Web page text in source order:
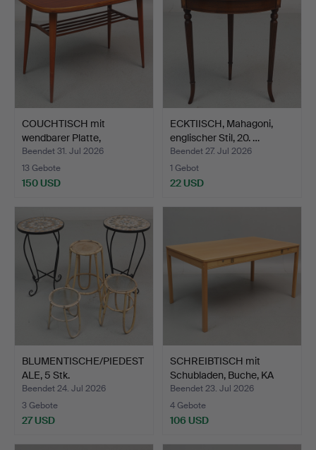
COUCHTISCH mit
wendbarer Platte,
Teakfurni…
Beendet 31. Jul 2026
13 Gebote
150 USD
ECKTIISCH, Mahagoni,
englischer Stil, 20. …
Beendet 27. Jul 2026
1 Gebot
22 USD
BLUMENTISCHE/PIEDEST
ALE, 5 Stk.
Beendet 24. Jul 2026
3 Gebote
27 USD
SCHREIBTISCH mit
Schubladen, Buche, KA
Kar…
Beendet 23. Jul 2026
4 Gebote
106 USD